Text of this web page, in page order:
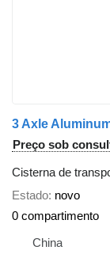
3 Axle
Preço sob
Cisterna de
Estado novo
0 compartimento
China